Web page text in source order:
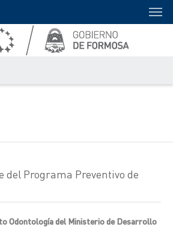
del Programa Preventivo de
Odontología del Ministerio de Desarrollo